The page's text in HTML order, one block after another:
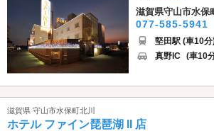
滋賀県守山市水保
077-585-5941
堅田駅 (車10分
真野IC (車10
滋賀県 守山市水保町北川
ホテル ファイン琵琶湖 II 店